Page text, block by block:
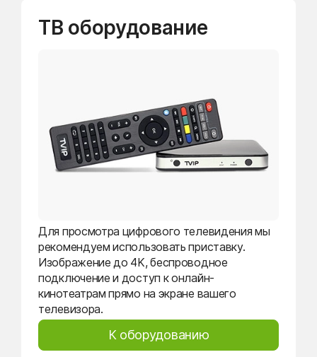
ТВ оборудование
Для просмотра цифрового телевидения мы
рекомендуем использовать приставку.
Изображение до 4K, беспроводное
подключение и доступ к онлайн-
кинотеатрам прямо на экране вашего
телевизора.
К оборудованию